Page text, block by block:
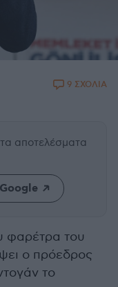
9 ΣΧΟΛΙΑ
αποτελέσματα
φαρέτρα του
ο πρόεδρος
το